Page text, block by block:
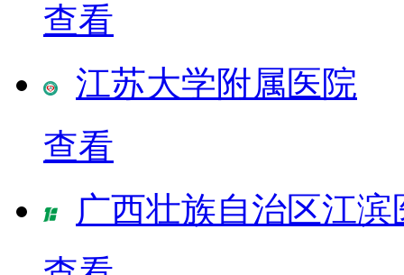
查看
江苏大学附属医院
查看
广西壮族自治区江滨